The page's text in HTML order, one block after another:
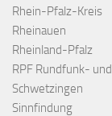
Rhein-Pfalz-Kreis
Rheinauen
Rheinland-Pfalz
RPF Rundfunk-
Schwetzingen
Sinnfindung